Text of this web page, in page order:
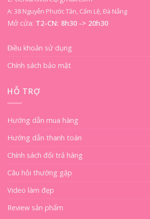
A: 38 Nguyễn Phước Tần, Cẩm Lệ, Đà Nẵng
Mở cửa: T2-CN: 8h30 -> 20h30
Điều khoản sử dụng
Chính sách bảo mật
HỖ TRỢ
Hướng dẫn mua hàng
Hướng dẫn thanh toán
Chính sách đổi trả hàng
Câu hỏi thường gặp
Video làm đẹp
Review sản phẩm